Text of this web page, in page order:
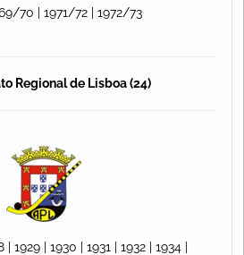
70 | 1971/72 | 1972/73
Regional de Lisboa (24)
1929 | 1930 | 1931 | 1932 | 1934 |